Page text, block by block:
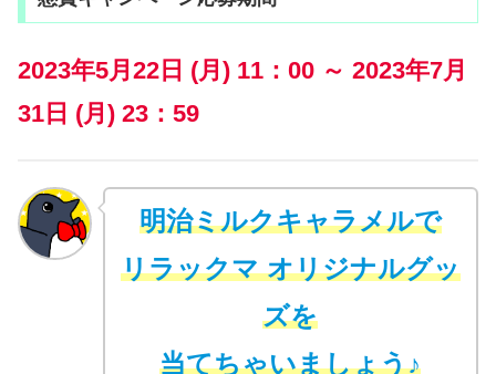
2023年5月22日 (月) 11：00 ～ 2023年7月
31日 (月) 23：59
明治ミルクキャラメルで
リラックマ オリジナルグッ
ズを
当てちゃいましょう♪